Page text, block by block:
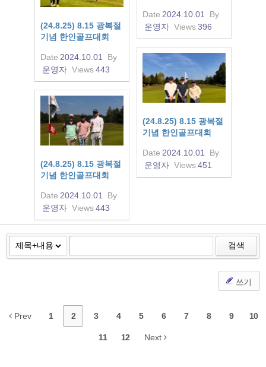
Date 2024.10.01
By
운영자 Views396
(24.8.25) 8.15 광복절
기념 한인골프대회
Date 2024.10.01
By
운영자 Views443
(24.8.25) 8.15 광복절
기념 한인골프대회
Date 2024.10.01
By
운영자 Views451
(24.8.25) 8.15 광복절
기념 한인골프대회
Date 2024.10.01
By
운영자 Views443
검색
쓰기
Prev 1 2 3 4 5 6 7 8 9 10
11 12 Next